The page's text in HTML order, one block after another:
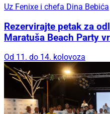
Uz Fenixe i chefa Dina Bebića
Rezervirajte petak za
Maratuša Beach Party
Od 11. do 14. kolovoza